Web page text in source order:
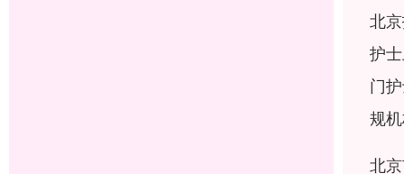
北
护
门
规
北